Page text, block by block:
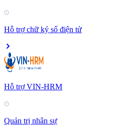
Hỗ trợ chữ ký số điện tử
Hỗ trợ VIN-HRM
Quản trị nhân sự